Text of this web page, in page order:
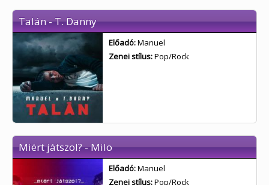
Talán - T. Danny
Előadó:Manuel
Zenei stílus:Pop/Rock
Miért játszol? - Milo
Előadó:Manuel
Zenei stílus:Pop/Rock